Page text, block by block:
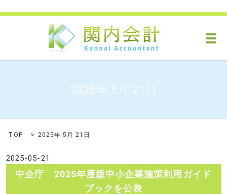
メ
2025年 5月 21日
TOP 2025年 5月 21日
2025-05-21
中企庁 2025年度版中小企業施策利用ガイド
ブックを公表